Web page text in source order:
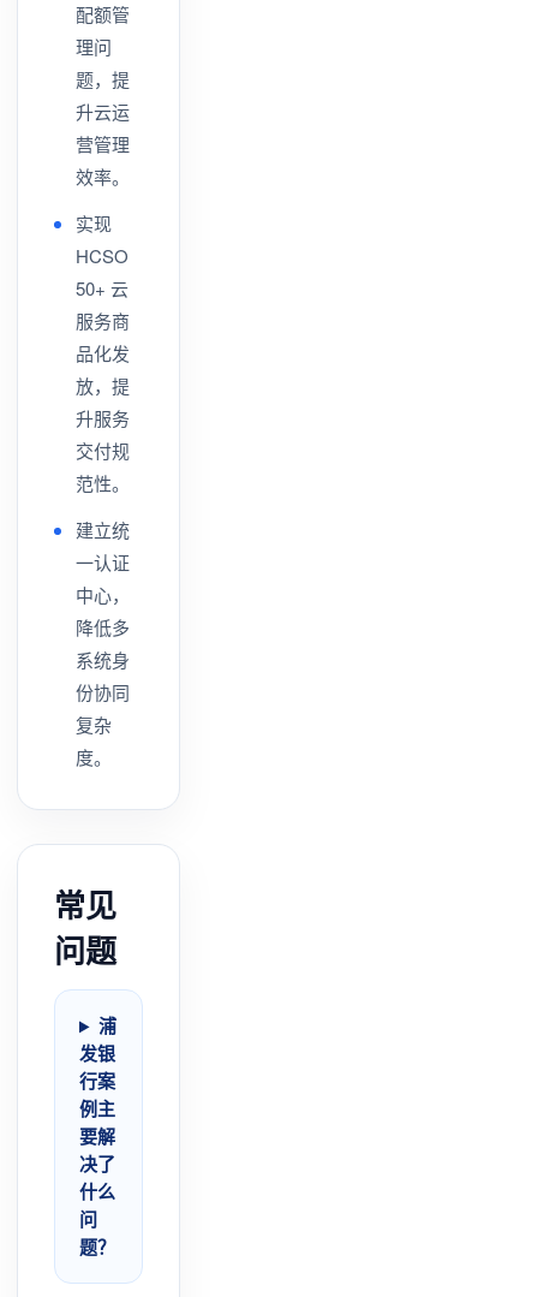
配额管
理问
题，提
升云运
营管理
效率。
实现
HCSO
50+ 云
服务商
品化发
放，提
升服务
交付规
范性。
建立统
一认证
中心，
降低多
系统身
份协同
复杂
度。
常见
问题
浦
发银
行案
例主
要解
决了
什么
问
题？